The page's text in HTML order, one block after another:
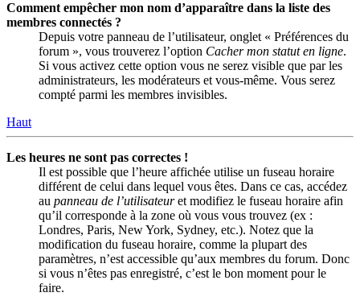
Comment empêcher mon nom d’apparaître dans la liste des
membres connectés ?
Depuis votre panneau de l’utilisateur, onglet « Préférences du
forum », vous trouverez l’option Cacher mon statut en ligne.
Si vous activez cette option vous ne serez visible que par les
administrateurs, les modérateurs et vous-même. Vous serez
compté parmi les membres invisibles.
Haut
Les heures ne sont pas correctes !
Il est possible que l’heure affichée utilise un fuseau horaire
différent de celui dans lequel vous êtes. Dans ce cas, accédez
au panneau de l’utilisateuret modifiez le fuseau horaire afin
qu’il corresponde à la zone où vous vous trouvez (ex :
Londres, Paris, New York, Sydney, etc.). Notez que la
modification du fuseau horaire, comme la plupart des
paramètres, n’est accessible qu’aux membres du forum. Donc
si vous n’êtes pas enregistré, c’est le bon moment pour le
faire.